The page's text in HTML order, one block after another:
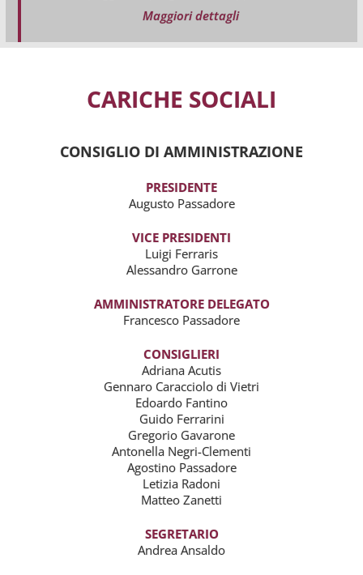
Maggiori dettagli
CARICHE SOCIALI
CONSIGLIO DI AMMINISTRAZIONE
PRESIDENTE
Augusto Passadore
VICE PRESIDENTI
Luigi Ferraris
Alessandro Garrone
AMMINISTRATORE DELEGATO
Francesco Passadore
CONSIGLIERI
Adriana Acutis
Gennaro Caracciolo di Vietri
Edoardo Fantino
Guido Ferrarini
Gregorio Gavarone
Antonella Negri-Clementi
Agostino Passadore
Letizia Radoni
Matteo Zanetti
SEGRETARIO
Andrea Ansaldo